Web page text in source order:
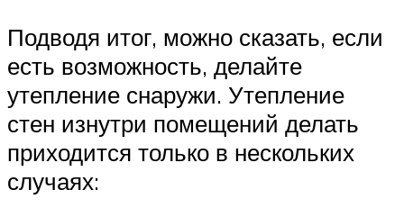
Подводя итог, можно сказать, если
есть возможность, делайте
утепление снаружи. Утепление
стен изнутри помещений делать
приходится только в нескольких
случаях: